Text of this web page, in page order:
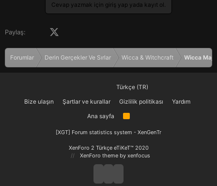
Cevap yazmak için giriş yap yada kayıt ol.
Paylaş: Facebook
Forumlar Derin Gerçekler Ve Sırlar Wicca & Witchcraft Wicca Maji
Türkçe (TR)
Bize ulaşın
Şartlar ve kurallar Gizlilik politikası
Yardım
Ana sayfa
R
[XGT] Forum statistics system - XenGenTr
XenForo 2 Türkçe eTiKeT™ 2020
XenForo theme by xenfocus